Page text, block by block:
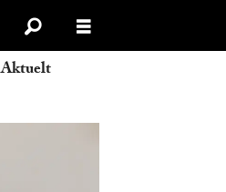
Aktuelt